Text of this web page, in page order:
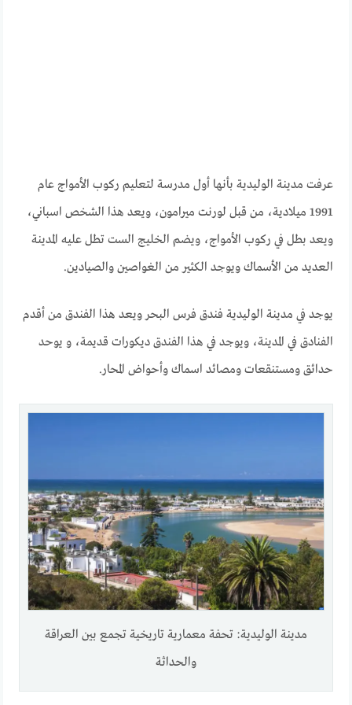
عرفت مدينة الوليدية بأنها أول مدرسة لتعليم ركوب الأمواج عام
1991 ميلادية، من قبل لورنت ميرامون، ويعد هذا الشخص اسباني،
ويعد بطل في ركوب الأمواج، ويضم الخليج الست تطل عليه المدينة
العديد من الأسماك ويوجد الكثير من الغواصين والصيادين.
يوجد في مدينة الوليدية فندق فرس البحر ويعد هذا الفندق من أقدم
الفنادق في المدينة، ويوجد في هذا الفندق ديكورات قديمة، و يوحد
حدائق ومستنقعات ومصائد اسماك وأحواض المحار.
مدينة الوليدية: تحفة معمارية تاريخية تجمع بين العراقة
والحداثة